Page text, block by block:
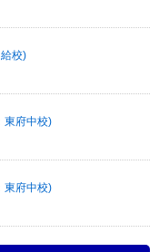
校)
東府中校)
東府中校)